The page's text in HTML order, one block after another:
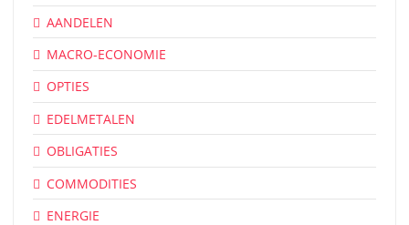
AANDELEN
MACRO-ECONOMIE
OPTIES
EDELMETALEN
OBLIGATIES
COMMODITIES
ENERGIE